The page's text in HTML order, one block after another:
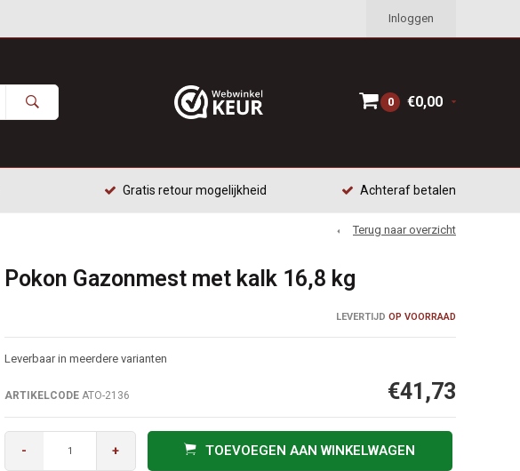
Inloggen
0 €0,00
Gratis retour mogelijkheid Achteraf betalen
Terug naar overzicht
Pokon Gazonmest met kalk 16,8 kg
LEVERTIJD OP VOORRAAD
Leverbaar in meerdere varianten
ARTIKELCODEATO-2136 €41,73
- + TOEVOEGEN AAN WINKELWAGEN